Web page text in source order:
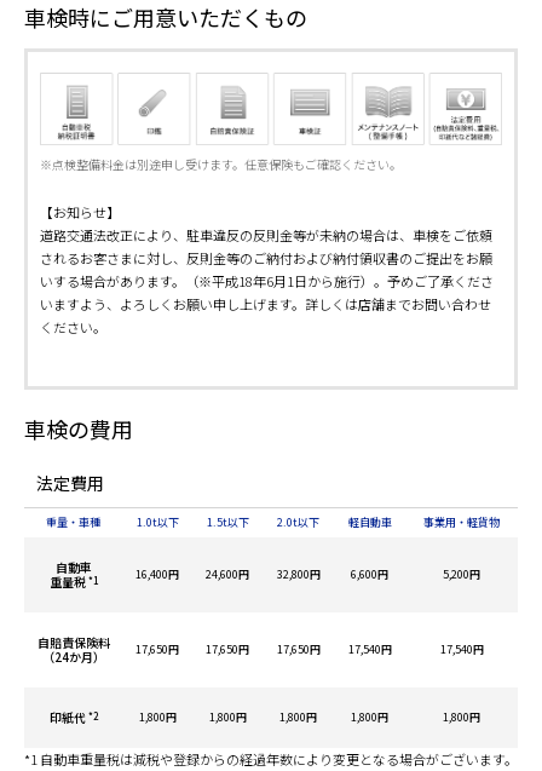
車検時にご用意いただくもの
※点検整備料金は別途申し受けます。任意保険もご確認ください。
【お知らせ】
道路交通法改正により、駐車違反の反則金等が未納の場合は、車検をご依頼
されるお客さまに対し、反則金等のご納付および納付領収書のご提出をお願
いする場合があります。（※平成18年6月1日から施行）。予めご了承くださ
いますよう、よろしくお願い申し上げます。詳しくは店舗までお問い合わせ
ください。
車検の費用
法定費用
重量・車種 1.0t以下 1.5t以下 2.0t以下 軽自動車 事業用・軽貨物
自動車
重量税*1 16,400円 24,600円 32,800円 6,600円 5,200円
自賠責保険料
（24か月）
17,650円 17,650円 17,650円 17,540円 17,540円
印紙代 *2 1,800円 1,800円 1,800円 1,800円 1,800円
*1 自動車重量税は減税や登録からの経過年数により変更となる場合がございます。